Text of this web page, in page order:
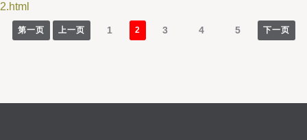
2.html
第一页 上一页 1 2 3 4 5 下一页